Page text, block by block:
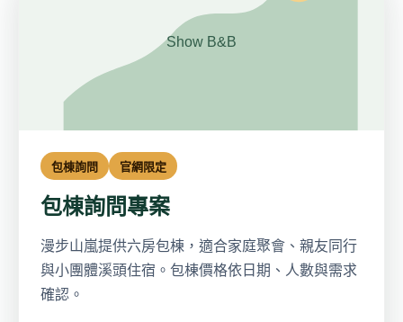
包棟詢問 官網限定
包棟詢問專案
漫步山嵐提供六房包棟，適合家庭聚會、親友同行
與小團體溪頭住宿。包棟價格依日期、人數與需求
確認。